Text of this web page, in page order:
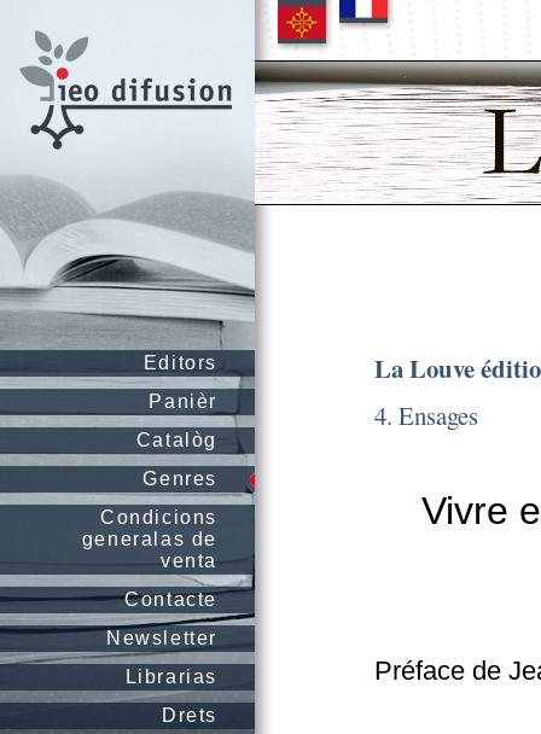
Editors
Panièr
Catalòg
Genres
Condicions
generalas de
venta
Contacte
Newsletter
Librarias
Drets
La Louve
4. Ensages
Vivre
Préface de